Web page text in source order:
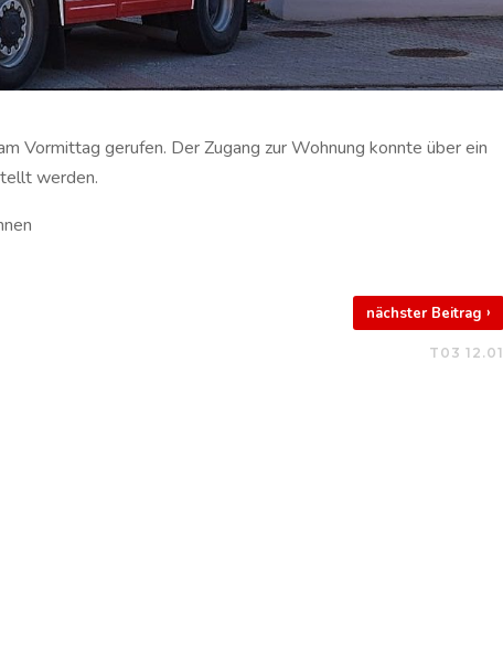
Vormittag gerufen. Der Zugang zur Wohnung konnte über ein
werden.
nächster Beitrag›
T03 12.01